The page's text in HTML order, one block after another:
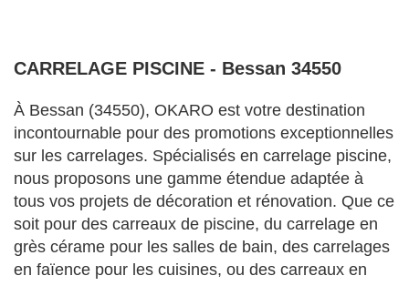
CARRELAGE PISCINE - Bessan 34550
À Bessan (34550), OKARO est votre destination
incontournable pour des promotions exceptionnelles
sur les carrelages. Spécialisés en carrelage piscine,
nous proposons une gamme étendue adaptée à
tous vos projets de décoration et rénovation. Que ce
soit pour des carreaux de piscine, du carrelage en
grès cérame pour les salles de bain, des carrelages
en faïence pour les cuisines, ou des carreaux en